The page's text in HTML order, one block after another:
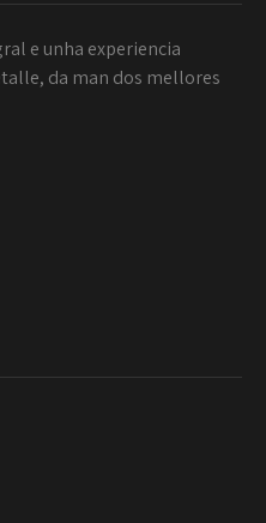
e unha experiencia
da man dos mellores